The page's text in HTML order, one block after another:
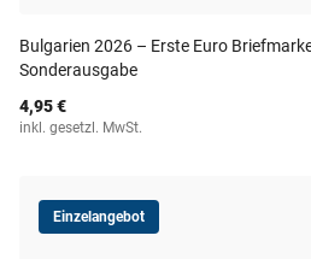
Bulgarien 2026 – Erste Euro
Sonderausgabe
4,95 €
inkl. gesetzl. MwSt.
Einzelangebot